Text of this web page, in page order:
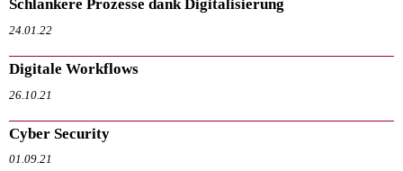
Schlankere Prozesse dank Digitalisierung
24.01.22
Digitale Workflows
26.10.21
Cyber Security
01.09.21